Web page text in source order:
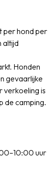
per hond per
altijd
Honden
gevaarlijke
verkoeling is
de camping.
uur